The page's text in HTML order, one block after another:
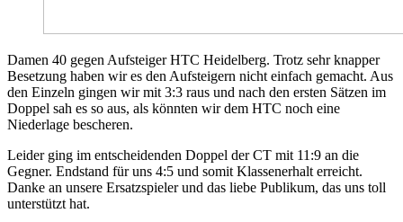
Damen 40 gegen Aufsteiger HTC Heidelberg. Trotz sehr knapper
Besetzung haben wir es den Aufsteigern nicht einfach gemacht. Aus
den Einzeln gingen wir mit 3:3 raus und nach den ersten Sätzen im
Doppel sah es so aus, als könnten wir dem HTC noch eine
Niederlage bescheren.
Leider ging im entscheidenden Doppel der CT mit 11:9 an die
Gegner. Endstand für uns 4:5 und somit Klassenerhalt erreicht.
Danke an unsere Ersatzspieler und das liebe Publikum, das uns toll
unterstützt hat.